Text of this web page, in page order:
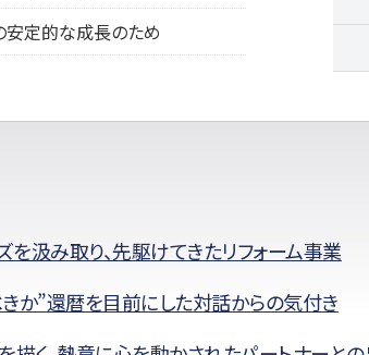
安定的な成長のため
汲み取り、先駆けてきたリフォーム事業
か”還暦を目前にした対話からの気付き